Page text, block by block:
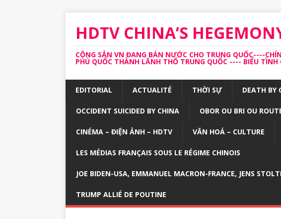
HDTV CHINA’S
CỘNG SẢN VN ĐANG BÁN NƯỚC CHO TRUNG QUỐC----
PHÚ QUỐC THÀNH LĂNH THỔ TRUNG QUỐC ---- BIỂU
EDITORIAL ACTUALITÉ THỜI SỰ DEATH BY
OCCIDENT SUICIDED BY CHINA OBOR OU BRI OU
CINÉMA – ĐIỆN ẢNH – HDTV VĂN HOÁ – CULTURE
LES MÉDIAS FRANÇAIS SOUS LE RÉGIME CHINOIS
JOE BIDEN-USA, EMMANUEL MACRON-FRANCE, JENS
TRUMP ALLIÉ DE POUTINE